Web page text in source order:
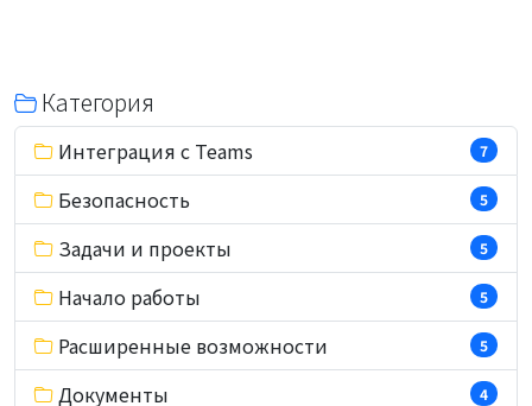
Категория
Интеграция с Teams 7
Безопасность 5
Задачи и проекты 5
Начало работы 5
Расширенные возможности 5
Документы 4